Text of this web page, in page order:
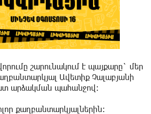
շարունակում է պայքարը` մեր
Ավետիք Չալաբյանի
արձակման պահանջով:
քաղբանտարկյալներին: